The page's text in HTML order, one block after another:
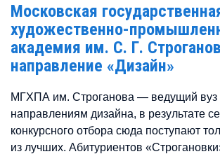
Московская
художественно-
академия им. С. Г.
направление «Дизайн»
МГХПА им. Строганова — ведущий вуз
направлениям дизайна, в результате
конкурсного отбора сюда поступают
из лучших. Абитуриентов